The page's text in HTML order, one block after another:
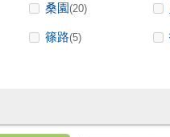
桑園(20)
篠路(5)